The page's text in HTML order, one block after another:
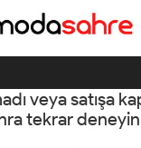
veya satışa
tekrar